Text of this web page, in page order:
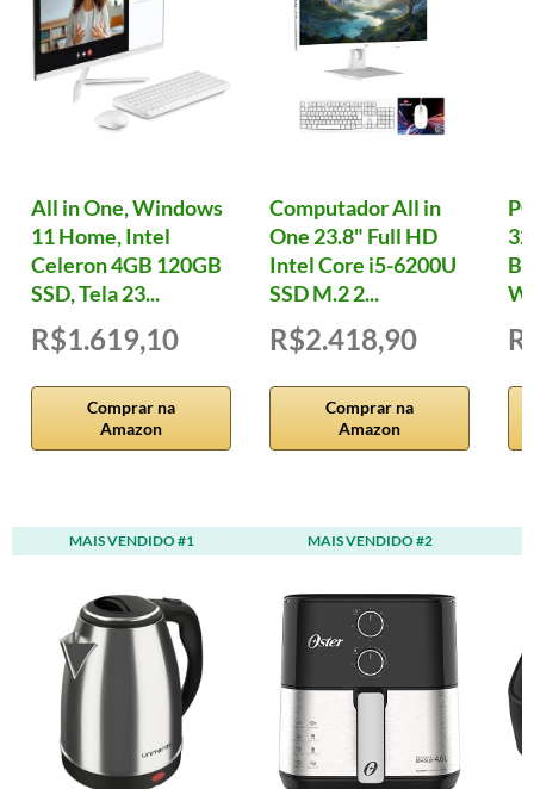
All in One, Windows
11 Home, Intel
Celeron 4GB 120GB
SSD, Tela 23...
R$1.619,10
Comprar na
Amazon
Computador All in
One 23.8" Full HD
Intel Core i5-6200U
SSD M.2 2...
R$2.418,90
Comprar na
Amazon
MAIS VENDIDO #1 MAIS VENDIDO #2